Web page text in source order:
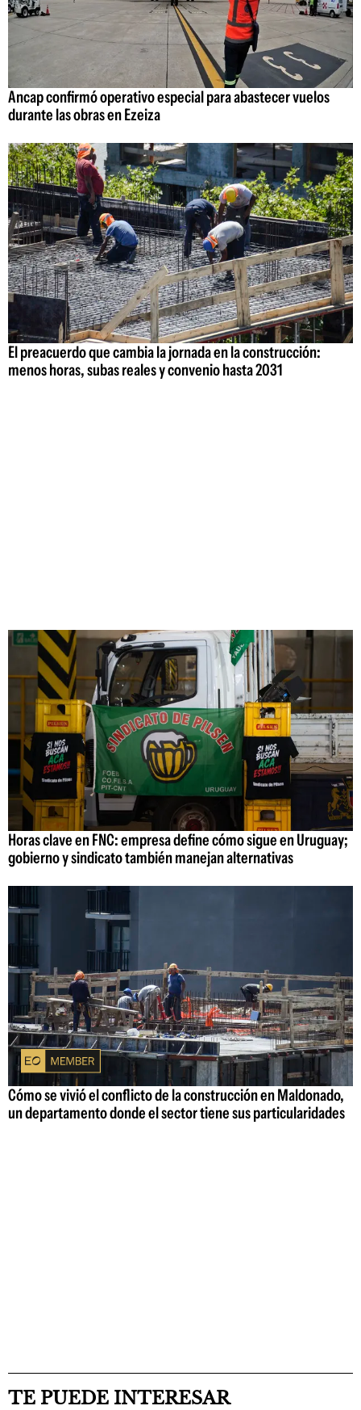
Ancap confirmó operativo especial para abastecer vuelos
durante las obras en Ezeiza
El preacuerdo que cambia la jornada en la construcción:
menos horas, subas reales y convenio hasta 2031
Horas clave en FNC: empresa define cómo sigue en Uruguay;
gobierno y sindicato también manejan alternativas
Cómo se vivió el conflicto de la construcción en Maldonado,
un departamento donde el sector tiene sus particularidades
TE PUEDE INTERESAR